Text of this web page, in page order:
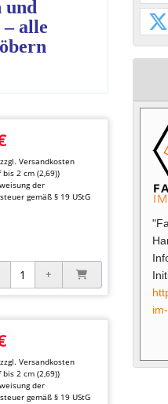
und
alle
zzgl.Versandkosten
bis 2 cm (2,69))
der
gemäß § 19 UStG
zzgl.Versandkosten
bis 2 cm (2,69))
der
gemäß § 19 UStG